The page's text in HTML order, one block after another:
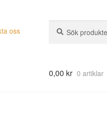
oss
efter:
0,00 kr 0 artiklar